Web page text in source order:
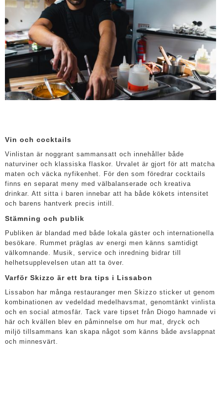
Vin och cocktails
Vinlistan är noggrant sammansatt och innehåller både
naturviner och klassiska flaskor. Urvalet är gjort för att matcha
maten och väcka nyfikenhet. För den som föredrar cocktails
finns en separat meny med välbalanserade och kreativa
drinkar. Att sitta i baren innebar att ha både kökets intensitet
och barens hantverk precis intill.
Stämning och publik
Publiken är blandad med både lokala gäster och internationella
besökare. Rummet präglas av energi men känns samtidigt
välkomnande. Musik, service och inredning bidrar till
helhetsupplevelsen utan att ta över.
Varför Skizzo är ett bra tips i Lissabon
Lissabon har många restauranger men Skizzo sticker ut genom
kombinationen av vedeldad medelhavsmat, genomtänkt vinlista
och en social atmosfär. Tack vare tipset från Diogo hamnade vi
här och kvällen blev en påminnelse om hur mat, dryck och
miljö tillsammans kan skapa något som känns både avslappnat
och minnesvärt.